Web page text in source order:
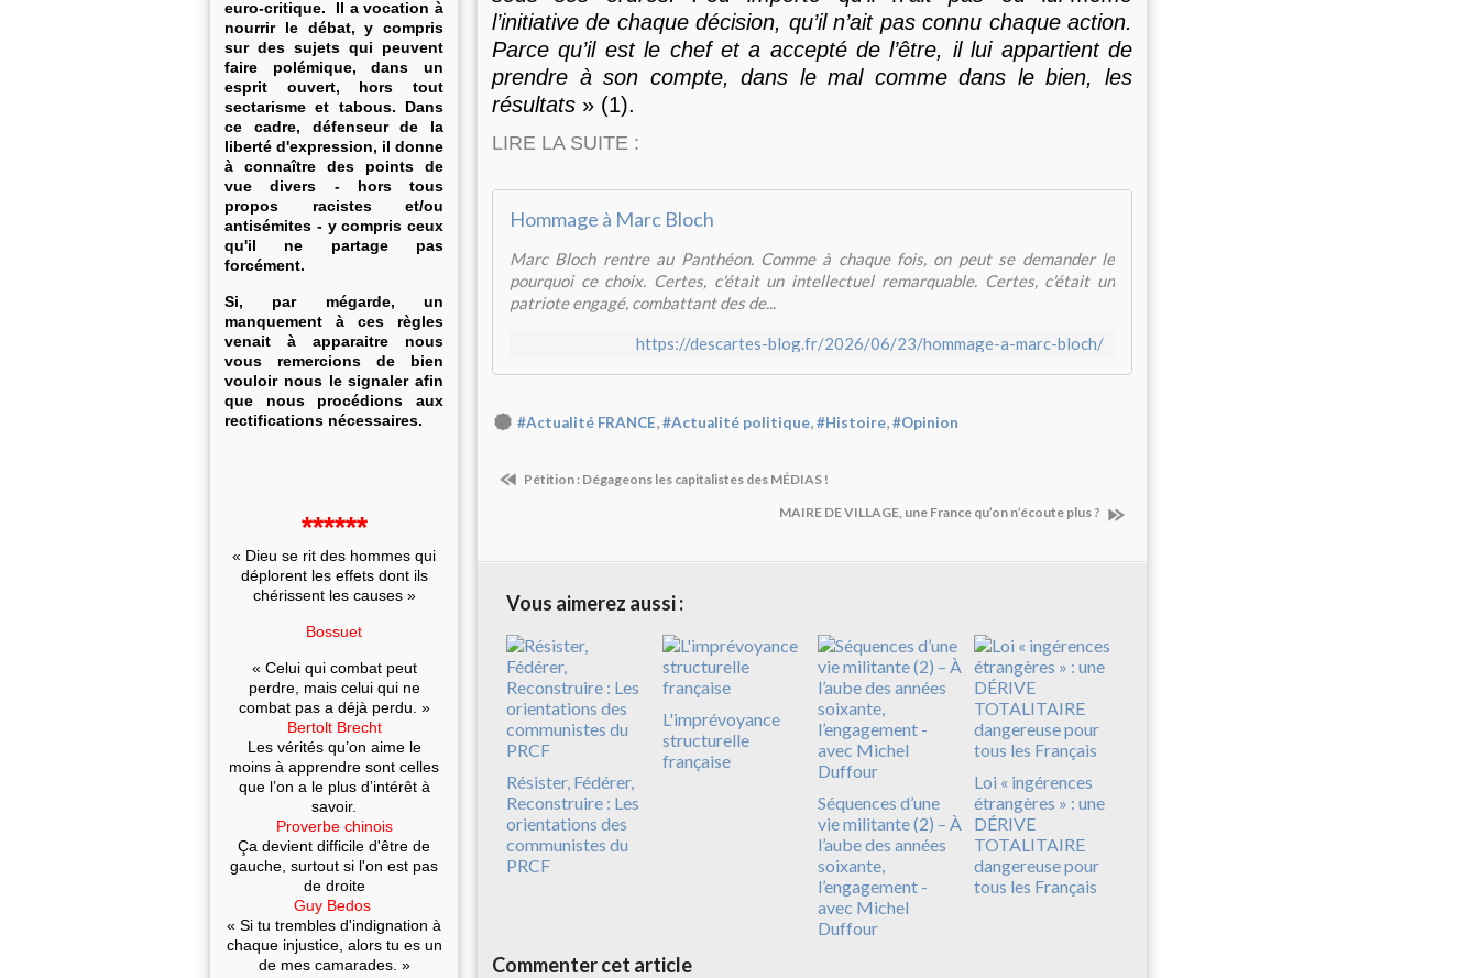
euro-critique. Il a vocation à
nourrir le débat, y compris
sur des sujets qui peuvent
faire polémique, dans un
esprit ouvert, hors tout
sectarisme et tabous. Dans
ce cadre, défenseur de la
liberté d'expression, il donne
à connaître des points de
vue divers - hors tous
propos racistes et/ou
antisémites - y compris ceux
qu'il ne partage pas
forcément.
Si, par mégarde, un
manquement à ces règles
venait à apparaitre nous
vous remercions de bien
vouloir nous le signaler afin
que nous procédions aux
rectifications nécessaires.
******
« Dieu se rit des hommes qui
déplorent les effets dont ils
chérissent les causes »
Bossuet
« Celui qui combat peut
perdre, mais celui qui ne
combat pas a déjà perdu. »
Bertolt Brecht
Les vérités qu’on aime le
moins à apprendre sont celles
que l’on a le plus d’intérêt à
savoir.
Proverbe chinois
Ça devient difficile d'être de
gauche, surtout si l'on est pas
de droite
Guy Bedos
« Si tu trembles d'indignation à
chaque injustice, alors tu es un
de mes camarades. »
l’initiative de chaque décision, qu’il n’ait pas connu chaque action.
Parce qu’il est le chef et a accepté de l’être, il lui appartient de
prendre à son compte, dans le mal comme dans le bien, les
résultats » (1).
LIRE LA SUITE :
Hommage à Marc Bloch
Marc Bloch rentre au Panthéon. Comme à chaque fois, on peut se demander le
pourquoi ce choix. Certes, c'était un intellectuel remarquable. Certes, c'était un
patriote engagé, combattant des de...
https://descartes-blog.fr/2026/06/23/hommage-a-marc-bloch/
#Actualité FRANCE,#Actualité politique,#Histoire,#Opinion
Pétition : Dégageons les capitalistes des MÉDIAS !
MAIRE DE VILLAGE, une France qu’on n’écoute plus ?
Vous aimerez aussi :
Résister, Fédérer,
Reconstruire : Les
orientations des
communistes du
PRCF
L'imprévoyance
structurelle
française
Séquences d’une
vie militante (2) – À
l’aube des années
soixante,
l’engagement -
avec Michel
Duffour
Loi « ingérences
étrangères » : une
DÉRIVE
TOTALITAIRE
dangereuse pour
tous les Français
Commenter cet article